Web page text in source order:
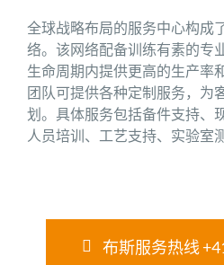
全球战略布局的服务中心构成
络。该网络配备训练有素的专
生命周期内提供更高的生产率
团队可提供各种定制服务，为
划。具体服务包括备件支持、
人员培训、工艺支持、实验室
布斯服务热线